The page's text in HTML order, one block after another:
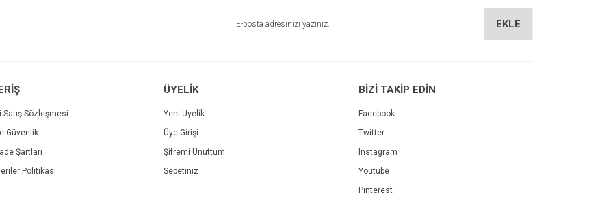
EKLE
Sözleşmesi
Güvenlik
Şartları
Politikası
ÜYELİK
Yeni Üyelik
Üye Girişi
Şifremi Unuttum
Sepetiniz
BİZİ TAKİP EDİN
Facebook
Twitter
Instagram
Youtube
Pinterest